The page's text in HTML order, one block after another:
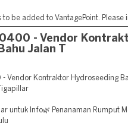
be added to VantagePoint.
0400 - Vendor
Jalan T
Vendor Kontraktor Hydroseeding
untuk Info🌿 Penanaman Rumput